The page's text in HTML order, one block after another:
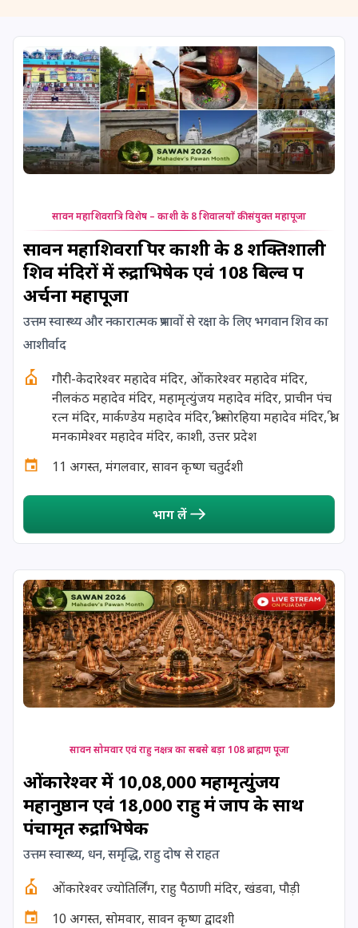
11 August, 2026 Sawan Shivaratri
12 August, 2026 Aadi Amavasai
12 August, 2026 Anvadhan
12 August, 2026 Hariyali Amavasya
12 August, 2026
13 August, 2026 Surya Grahan
14 August, 2026 Chandra Darshan
15 August, 2026
16 August, 2026 Vinayaka Chaturthi
17 August, 2026 Malayalam New Year
17 August, 2026 Nag Pancham *Gujarati
17 August, 2026 Shravan Somwar Vrat
17 August, 2026 Simha Sankranti
18 August, 2026
18 August, 2026 Mangala Gauri Vrat
सावन महाशिवरात्रि विशेष – काशी के 8 शिवालयों की संयुक्त महापूजा
सावन महाशिवरात्रि पर काशी के 8 शक्तिशाली
शिव मंदिरों में रुद्राभिषेक एवं 108 बिल्व पत्र
अर्चना महापूजा
उत्तम स्वास्थ्य और नकारात्मक प्रभावों से रक्षा के लिए भगवान शिव का
आशीर्वाद
गौरी-केदारेश्वर महादेव मंदिर, ओंकारेश्वर महादेव मंदिर,
नीलकंठ महादेव मंदिर, महामृत्युंजय महादेव मंदिर, प्राचीन पंच
रत्न मंदिर, मार्कण्डेय महादेव मंदिर, श्री सोरहिया महादेव मंदिर, श्री
मनकामेश्वर महादेव मंदिर, काशी, उत्तर प्रदेश
11 अगस्त, मंगलवार, सावन कृष्ण चतुर्दशी
भाग लें
सावन सोमवार एवं राहु नक्षत्र का सबसे बड़ा 108 ब्राह्मण पूजा
ओंकारेश्वर में 10,08,000 महामृत्युंजय
महानुष्ठान एवं 18,000 राहु मंत्र जाप के साथ
पंचामृत रुद्राभिषेक
उत्तम स्वास्थ्य, धन, समृद्धि, राहु दोष से राहत
ओंकारेश्वर ज्योतिर्लिंग, राहु पैठाणी मंदिर, खंडवा, पौड़ी
10 अगस्त, सोमवार, सावन कृष्ण द्वादशी